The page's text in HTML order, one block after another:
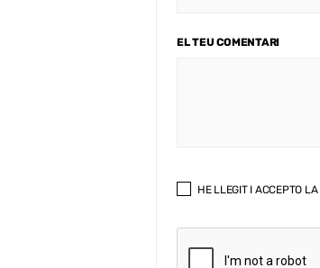
EL TEU COMENTARI
HE LLEGIT I ACCEPTO LA